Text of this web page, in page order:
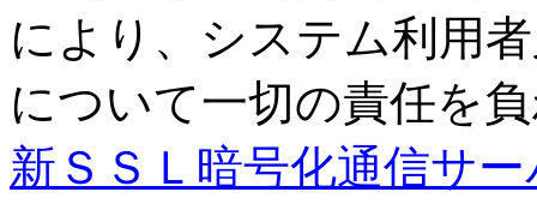
により、システム利用
について一切の責任を
新ＳＳＬ暗号化通信サ